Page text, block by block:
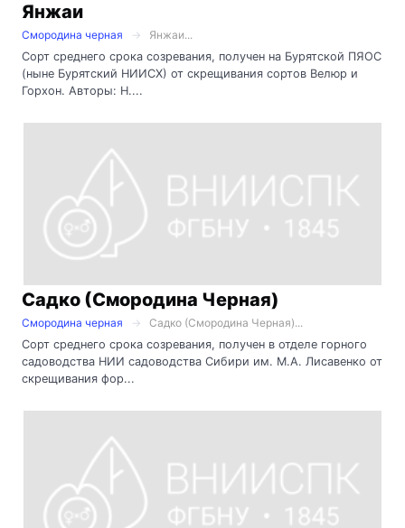
Янжаи
Смородина черная
Янжаи...
Сорт среднего срока созревания, получен на Бурятской ПЯОС
(ныне Бурятский НИИСХ) от скрещивания сортов Велюр и
Горхон. Авторы: Н....
Садко (Смородина Черная)
Смородина черная
Садко (Смородина Черная)...
Сорт среднего срока созревания, получен в отделе горного
садоводства НИИ садоводства Сибири им. М.А. Лисавенко от
скрещивания фор...